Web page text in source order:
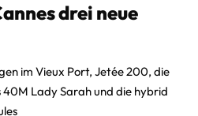
drei neue
im Vieux Port, Jetée 200, die
40M Lady Sarah und die hybrid